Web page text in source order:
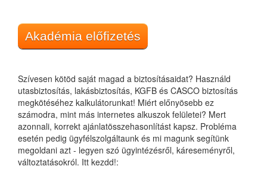
Akadémia előfizetés
Szívesen kötöd saját magad a biztosításaidat? Használd
utasbiztosítás, lakásbiztosítás, KGFB és CASCO biztosítás
megkötéséhez kalkulátorunkat! Miért előnyösebb ez
számodra, mint más internetes alkuszok felületei? Mert
azonnali, korrekt ajánlatösszehasonlítást kapsz. Probléma
esetén pedig ügyfélszolgáltaunk és mi magunk segítünk
megoldani azt - legyen szó ügyintézésről, káreseményről,
változtatásokról. Itt kezdd!: